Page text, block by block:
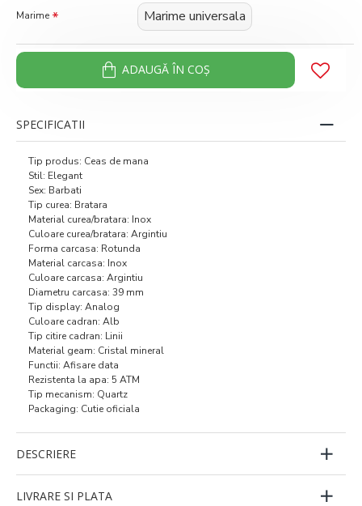
Marime Marime universala
ADAUGĂ ÎN COŞ
SPECIFICATII
Tip produs: Ceas de mana
Stil: Elegant
Sex: Barbati
Tip curea: Bratara
Material curea/bratara: Inox
Culoare curea/bratara: Argintiu
Forma carcasa: Rotunda
Material carcasa: Inox
Culoare carcasa: Argintiu
Diametru carcasa: 39 mm
Tip display: Analog
Culoare cadran: Alb
Tip citire cadran: Linii
Material geam: Cristal mineral
Functii: Afisare data
Rezistenta la apa: 5 ATM
Tip mecanism: Quartz
Packaging: Cutie oficiala
DESCRIERE
LIVRARE SI PLATA